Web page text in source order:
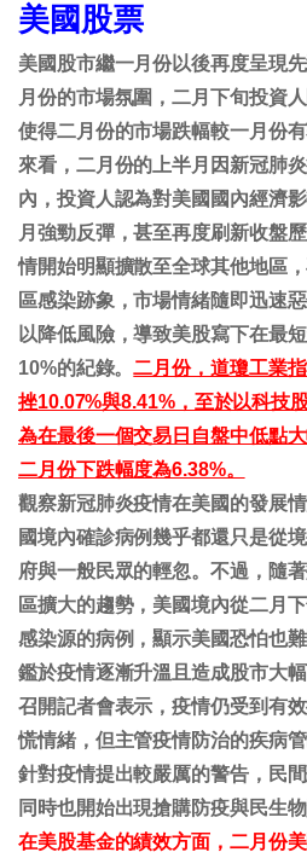
美國股票
美國股市繼一月份以後再度呈現
月份的市場氛圍，二月下旬投資
使得二月份的市場跌幅較一月份
來看，二月份的上半月因新冠肺
內，投資人認為對美國國內經濟
月強勁反彈，甚至再度刷新收盤
情開始明顯擴散至全球其他地區
區感染跡象，市場情緒隨即迅速
以降低風險，導致美股寫下在最
10%的紀錄。二月份，道瓊工業
挫10.07%與8.41%，至於以科技
為在最後一個交易日自盤中低點
二月份下跌幅度為6.38%。
觀察新冠肺炎疫情在美國的發展
國境內確診病例幾乎都還只是從
府與一般民眾的輕忽。不過，隨
區擴大的趨勢，美國境內從二月
感染源的病例，顯示美國恐怕也
鑑於疫情逐漸升溫且造成股市大
召開記者會表示，疫情仍受到有
慌情緒，但主管疫情防治的疾病
針對疫情提出較嚴厲的警告，民
同時也開始出現搶購防疫與民生物
在美股基金的績效方面，二月份